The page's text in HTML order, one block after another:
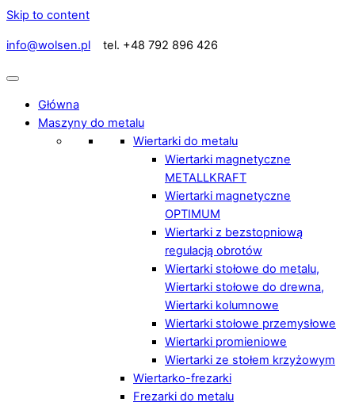
Skip to content
info@wolsen.pl tel. +48 792 896 426
Główna
Maszyny do metalu
Wiertarki do metalu
Wiertarki magnetyczne
METALLKRAFT
Wiertarki magnetyczne
OPTIMUM
Wiertarki z bezstopniową
regulacją obrotów
Wiertarki stołowe do metalu,
Wiertarki stołowe do drewna,
Wiertarki kolumnowe
Wiertarki stołowe przemysłowe
Wiertarki promieniowe
Wiertarki ze stołem krzyżowym
Wiertarko-frezarki
Frezarki do metalu